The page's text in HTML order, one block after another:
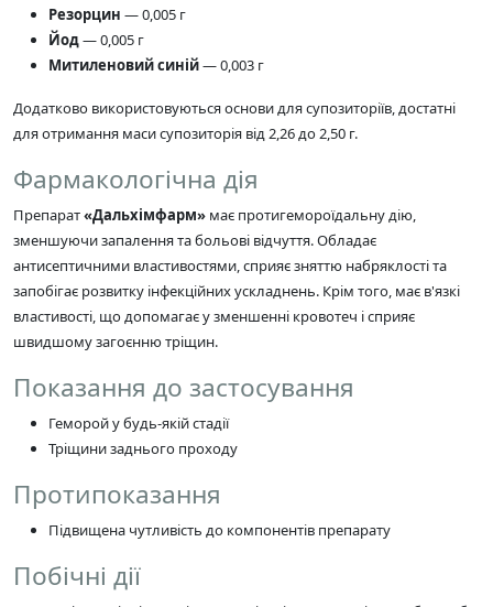
Резорцин — 0,005 г
Йод— 0,005 г
Митиленовий синій— 0,003 г
Додатково використовуються основи для супозиторіїв, достатні
для отримання маси супозиторія від 2,26 до 2,50 г.
Фармакологічна дія
Препарат«Дальхімфарм» має протигемороїдальну дію,
зменшуючи запалення та больові відчуття. Обладає
антисептичними властивостями, сприяє зняттю набряклості та
запобігає розвитку інфекційних ускладнень. Крім того, має в'язкі
властивості, що допомагає у зменшенні кровотеч і сприяє
швидшому загоєнню тріщин.
Показання до застосування
Геморой у будь-якій стадії
Тріщини заднього проходу
Протипоказання
Підвищена чутливість до компонентів препарату
Побічні дії